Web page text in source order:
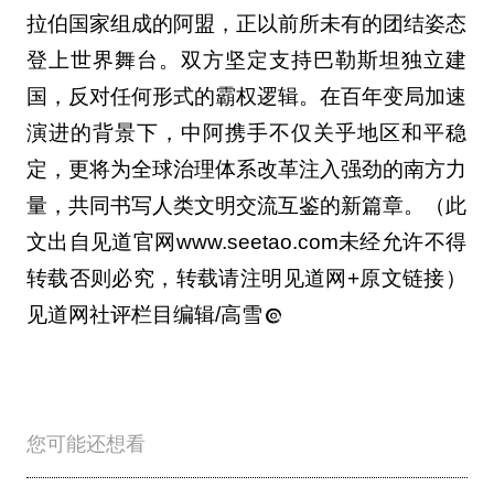
拉伯国家组成的阿盟，正以前所未有的团结姿态
登上世界舞台。双方坚定支持巴勒斯坦独立建
国，反对任何形式的霸权逻辑。在百年变局加速
演进的背景下，中阿携手不仅关乎地区和平稳
定，更将为全球治理体系改革注入强劲的南方力
量，共同书写人类文明交流互鉴的新篇章。（此
文出自见道官网www.seetao.com未经允许不得
转载否则必究，转载请注明见道网+原文链接）
见道网社评栏目编辑/高雪
您可能还想看